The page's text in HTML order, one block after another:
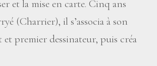
et la mise en carte. Cinq ans
(Charrier), il s’associa à son
premier dessinateur, puis créa